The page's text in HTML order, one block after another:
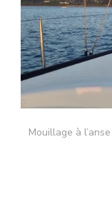
Mouillage à